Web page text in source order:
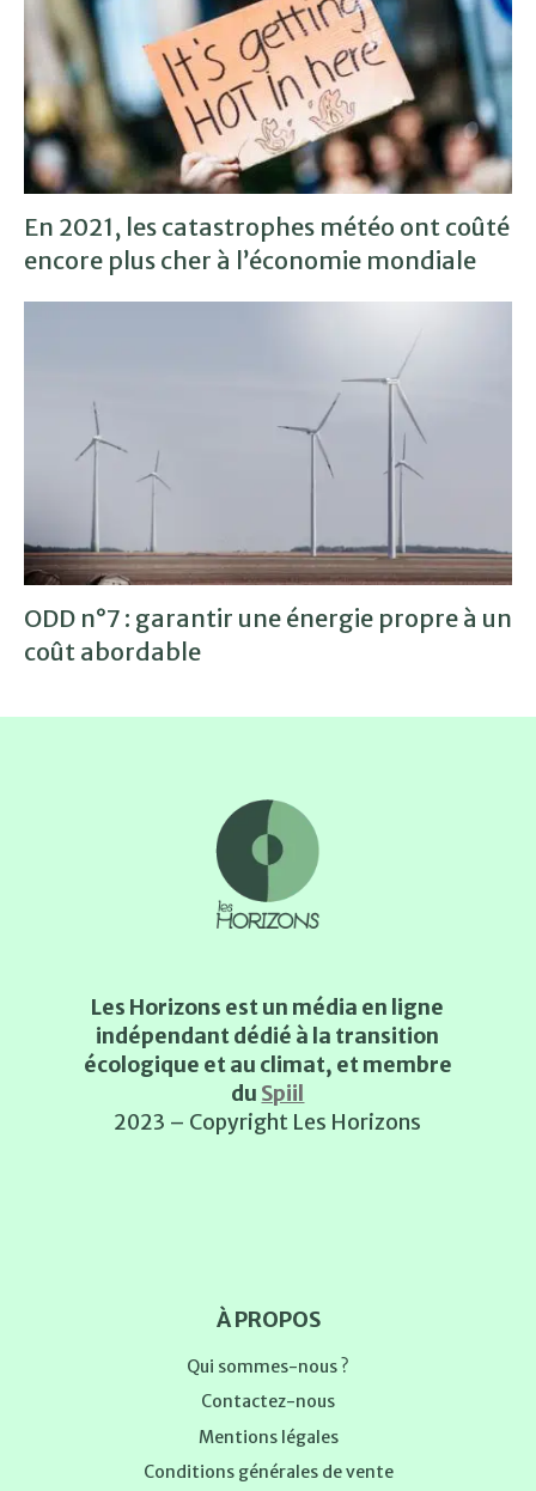
En 2021, les catastrophes météo ont coûté
encore plus cher à l’économie mondiale
ODD n°7 : garantir une énergie propre à un
coût abordable
Les Horizons est un média en ligne
indépendant dédié à la transition
écologique et au climat, et membre
du Spiil
2023 – Copyright Les Horizons
À PROPOS
Qui sommes-nous ?
Contactez-nous
Mentions légales
Conditions générales de vente